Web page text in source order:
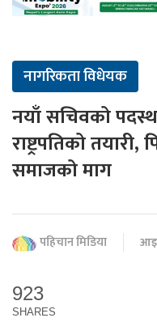
नागरिकता विधेयक
नयाँ सचिवको
राष्ट्रपतिको
समाजको माग
पहिचान मिडिया
923
SHARES